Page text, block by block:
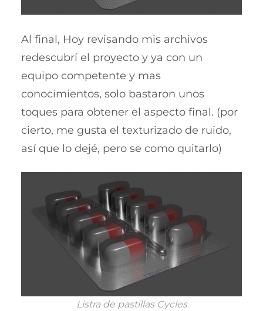
Al final, Hoy revisando mis archivos
redescubrí el proyecto y ya con un
equipo competente y mas
conocimientos, solo bastaron unos
toques para obtener el aspecto final. (por
cierto, me gusta el texturizado de ruido,
así que lo dejé, pero se como quitarlo)
Listra de pastillas Cycles